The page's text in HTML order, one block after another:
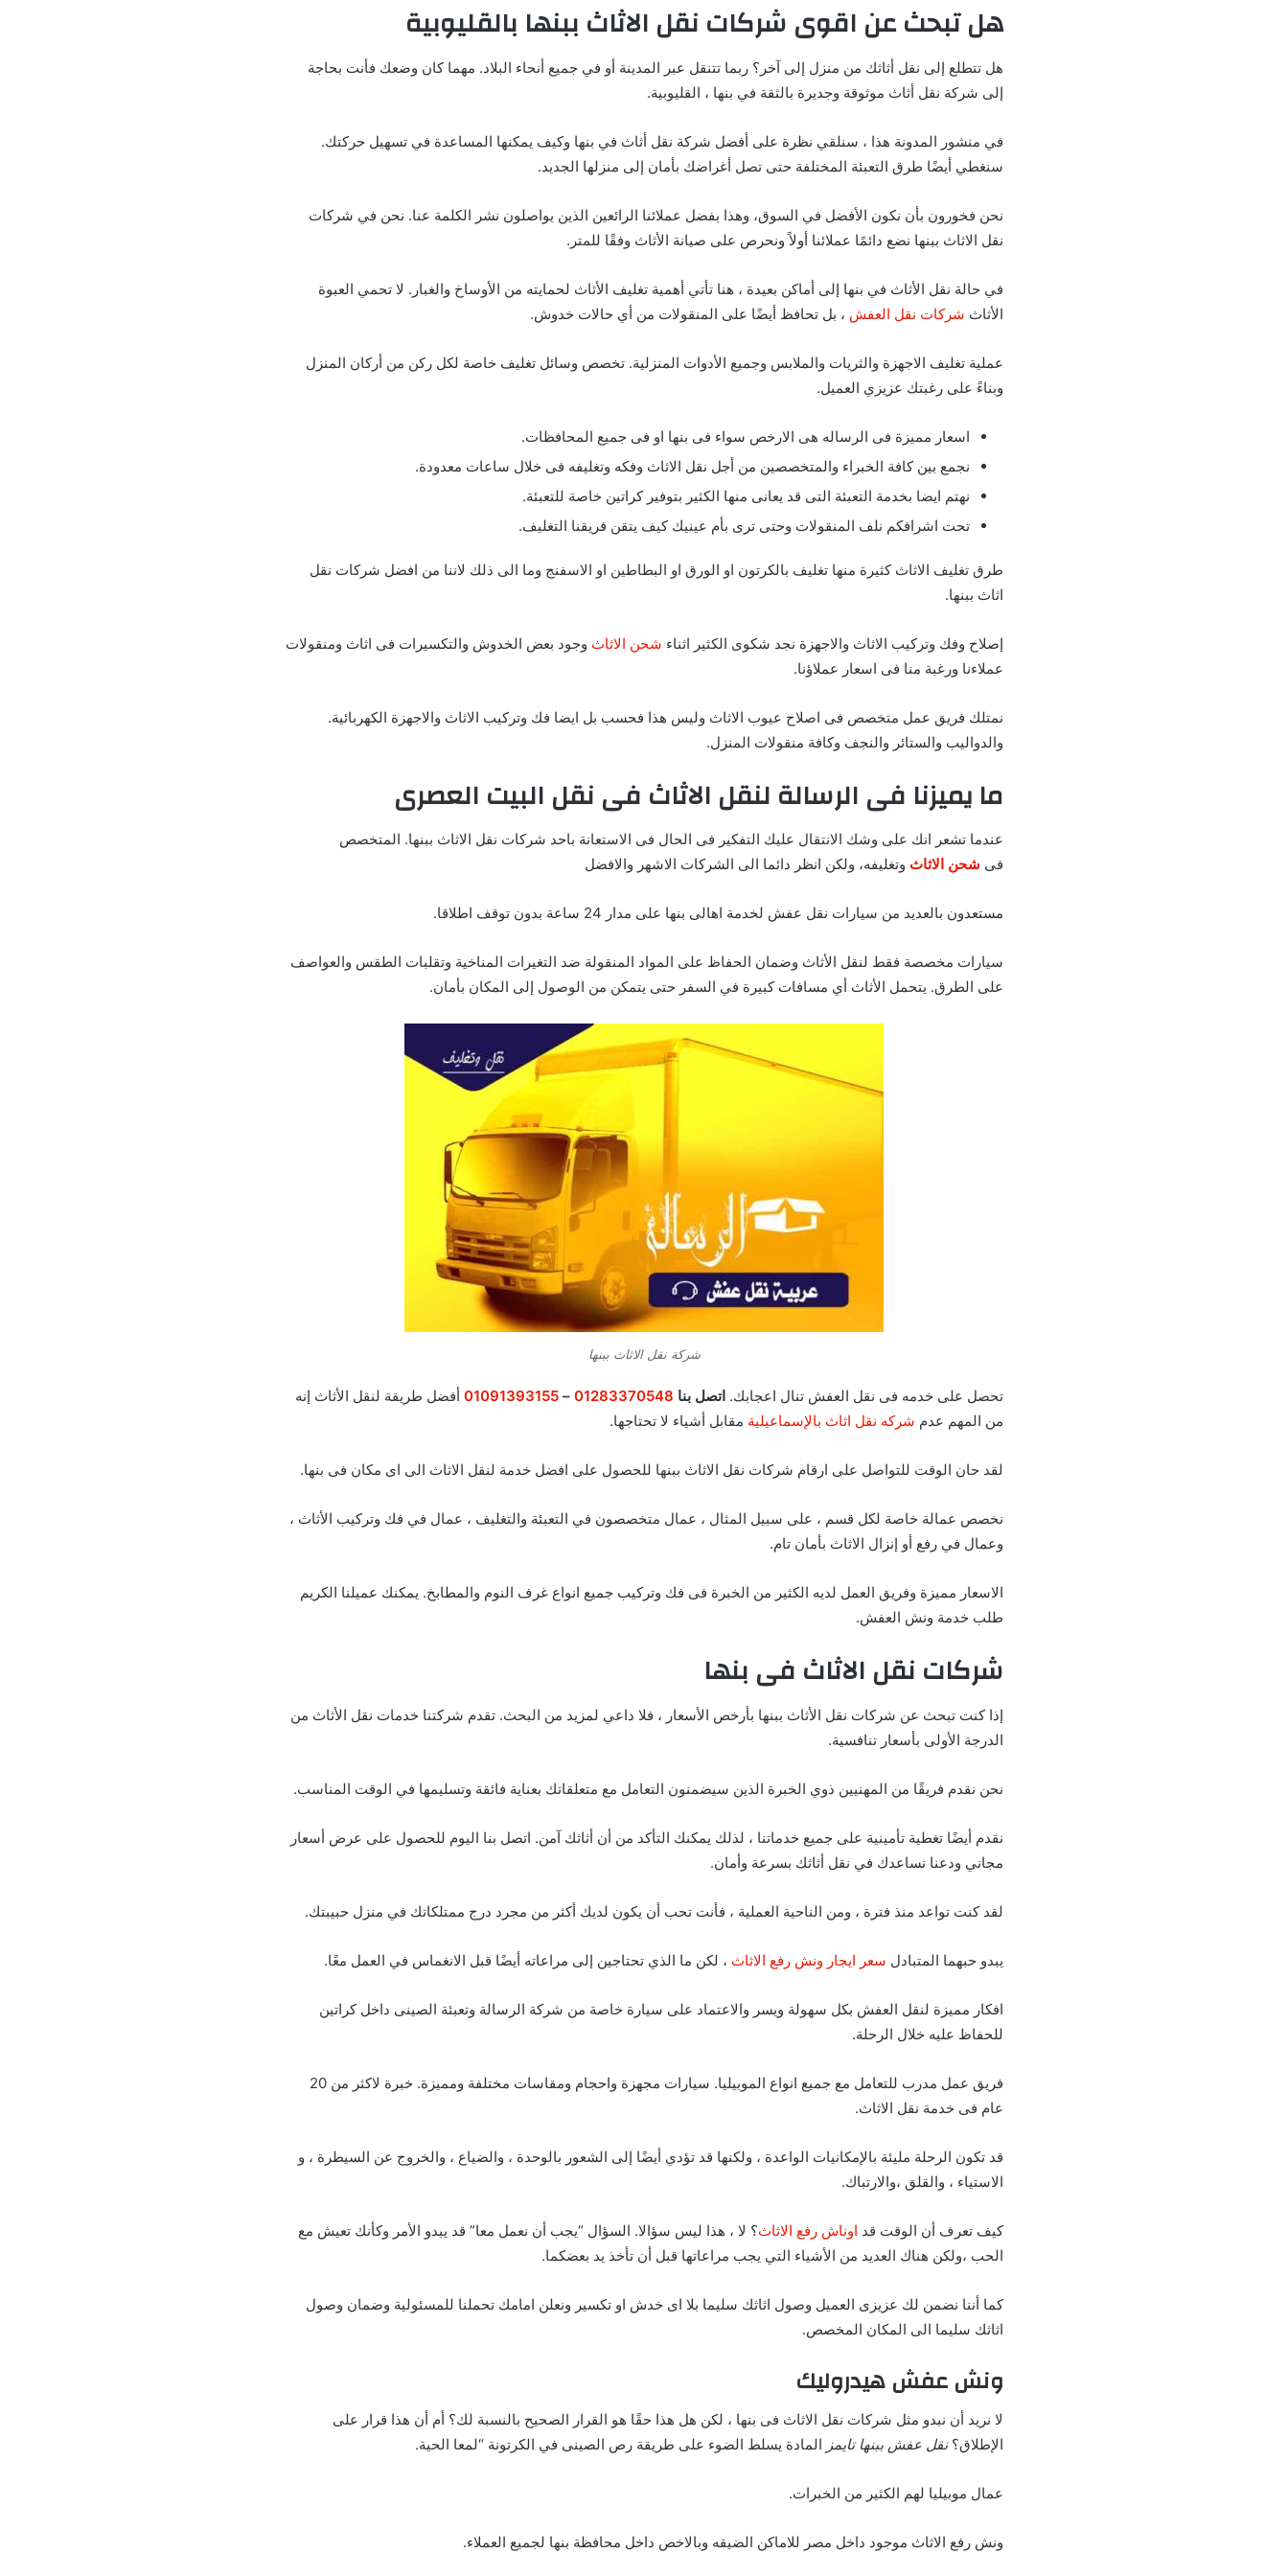
هل تبحث عن اقوى شركات نقل الاثاث ببنها بالقليوبية
هل تتطلع إلى نقل أثاثك من منزل إلى آخر؟ ربما تتنقل عبر المدينة أو في جميع أنحاء البلاد. مهما كان وضعك فأنت بحاجة
إلى شركة نقل أثاث موثوقة وجديرة بالثقة في بنها ، القليوبية.
في منشور المدونة هذا ، سنلقي نظرة على أفضل شركة نقل أثاث في بنها وكيف يمكنها المساعدة في تسهيل حركتك.
سنغطي أيضًا طرق التعبئة المختلفة حتى تصل أغراضك بأمان إلى منزلها الجديد.
نحن فخورون بأن نكون الأفضل في السوق، وهذا بفضل عملائنا الرائعين الذين يواصلون نشر الكلمة عنا. نحن في شركات
نقل الاثاث ببنها نضع دائمًا عملائنا أولاً ونحرص على صيانة الأثاث وفقًا للمتر.
في حالة نقل الأثاث في بنها إلى أماكن بعيدة ، هنا تأتي أهمية تغليف الأثاث لحمايته من الأوساخ والغبار. لا تحمي العبوة
الأثاث شركات نقل العفش ، بل تحافظ أيضًا على المنقولات من أي حالات خدوش.
عملية تغليف الاجهزة والثريات والملابس وجميع الأدوات المنزلية. تخصص وسائل تغليف خاصة لكل ركن من أركان المنزل
وبناءً على رغبتك عزيزي العميل.
اسعار مميزة فى الرساله هى الارخص سواء فى بنها او فى جميع المحافظات.
نجمع بين كافة الخبراء والمتخصصين من أجل نقل الاثاث وفكه وتغليفه فى خلال ساعات معدودة.
نهتم ايضا بخدمة التعبئة التى قد يعانى منها الكثير بتوفير كراتين خاصة للتعبئة.
تحت اشرافكم نلف المنقولات وحتى ترى بأم عينيك كيف يتقن فريقنا التغليف.
طرق تغليف الاثاث كثيرة منها تغليف بالكرتون او الورق او البطاطين او الاسفنج وما الى ذلك لاننا من افضل شركات نقل
اثاث ببنها.
إصلاح وفك وتركيب الاثاث والاجهزة نجد شكوى الكثير اثناء شحن الاثاث وجود بعض الخدوش والتكسيرات فى اثاث ومنقولات
عملاءنا ورغبة منا فى اسعار عملاؤنا.
نمتلك فريق عمل متخصص فى اصلاح عيوب الاثاث وليس هذا فحسب بل ايضا فك وتركيب الاثاث والاجهزة الكهربائية.
والدواليب والستائر والنجف وكافة منقولات المنزل.
ما يميزنا فى الرسالة لنقل الاثاث فى نقل البيت العصرى
عندما تشعر انك على وشك الانتقال عليك التفكير فى الحال فى الاستعانة باحد شركات نقل الاثاث ببنها. المتخصص
فى شحن الاثاث وتغليفه، ولكن انظر دائما الى الشركات الاشهر والافضل
مستعدون بالعديد من سيارات نقل عفش لخدمة اهالى بنها على مدار 24 ساعة بدون توقف اطلاقا.
سيارات مخصصة فقط لنقل الأثاث وضمان الحفاظ على المواد المنقولة ضد التغيرات المناخية وتقلبات الطقس والعواصف
على الطرق. يتحمل الأثاث أي مسافات كبيرة في السفر حتى يتمكن من الوصول إلى المكان بأمان.
شركة نقل الاثاث ببنها
تحصل على خدمه فى نقل العفش تنال اعجابك. اتصل بنا 01283370548
–
01091393155 أفضل طريقة لنقل الأثاث إنه
من المهم عدم شركه نقل اثاث بالإسماعيلية مقابل أشياء لا تحتاجها.
لقد حان الوقت للتواصل على ارقام شركات نقل الاثاث ببنها للحصول على افضل خدمة لنقل الاثاث الى اى مكان فى بنها.
نخصص عمالة خاصة لكل قسم ، على سبيل المثال ، عمال متخصصون في التعبئة والتغليف ، عمال في فك وتركيب الأثاث ،
وعمال في رفع أو إنزال الاثاث بأمان تام.
الاسعار مميزة وفريق العمل لديه الكثير من الخبرة فى فك وتركيب جميع انواع غرف النوم والمطابخ. يمكنك عميلنا الكريم
طلب خدمة ونش العفش.
شركات نقل الاثاث فى بنها
إذا كنت تبحث عن شركات نقل الأثاث ببنها بأرخص الأسعار ، فلا داعي لمزيد من البحث. تقدم شركتنا خدمات نقل الأثاث من
الدرجة الأولى بأسعار تنافسية.
نحن نقدم فريقًا من المهنيين ذوي الخبرة الذين سيضمنون التعامل مع متعلقاتك بعناية فائقة وتسليمها في الوقت المناسب.
نقدم أيضًا تغطية تأمينية على جميع خدماتنا ، لذلك يمكنك التأكد من أن أثاثك آمن. اتصل بنا اليوم للحصول على عرض أسعار
مجاني ودعنا نساعدك في نقل أثاثك بسرعة وأمان.
لقد كنت تواعد منذ فترة ، ومن الناحية العملية ، فأنت تحب أن يكون لديك أكثر من مجرد درج ممتلكاتك في منزل حبيبتك.
يبدو حبهما المتبادل سعر ايجار ونش رفع الاثاث ، لكن ما الذي تحتاجين إلى مراعاته أيضًا قبل الانغماس في العمل معًا.
افكار مميزة لنقل العفش بكل سهولة ويسر والاعتماد على سيارة خاصة من شركة الرسالة وتعبئة الصينى داخل كراتين
للحفاظ عليه خلال الرحلة.
فريق عمل مدرب للتعامل مع جميع انواع الموبيليا. سيارات مجهزة واحجام ومقاسات مختلفة ومميزة. خبرة لاكثر من 20
عام فى خدمة نقل الاثاث.
قد تكون الرحلة مليئة بالإمكانيات الواعدة ، ولكنها قد تؤدي أيضًا إلى الشعور بالوحدة ، والضياع ، والخروج عن السيطرة ، و
الاستياء ، والقلق ،والارتباك.
كيف تعرف أن الوقت قد اوناش رفع الاثاث؟ لا ، هذا ليس سؤالا. السؤال “يجب أن نعمل معا” قد يبدو الأمر وكأنك تعيش مع
الحب ،ولكن هناك العديد من الأشياء التي يجب مراعاتها قبل أن تأخذ يد بعضكما.
كما أننا نضمن لك عزيزى العميل وصول اثاثك سليما بلا اى خدش او تكسير ونعلن امامك تحملنا للمسئولية وضمان وصول
اثاثك سليما الى المكان المخصص.
ونش عفش هيدروليك
لا نريد أن نبدو مثل شركات نقل الاثاث فى بنها ، لكن هل هذا حقًا هو القرار الصحيح بالنسبة لك؟ أم أن هذا قرار على
الإطلاق؟نقل عفش ببنها تايمز المادة يسلط الضوء على طريقة رص الصينى في الكرتونة “لمعا الحية.
عمال موبيليا لهم الكثير من الخبرات.
ونش رفع الاثاث موجود داخل مصر للاماكن الضيقه وبالاخص داخل محافظة بنها لجميع العملاء.